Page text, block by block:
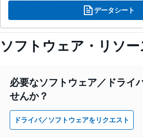
データシート
ソフトウェア・リソー
必要なソフトウェア／ドライ
せんか？
ドライバ／ソフトウェアをリクエスト